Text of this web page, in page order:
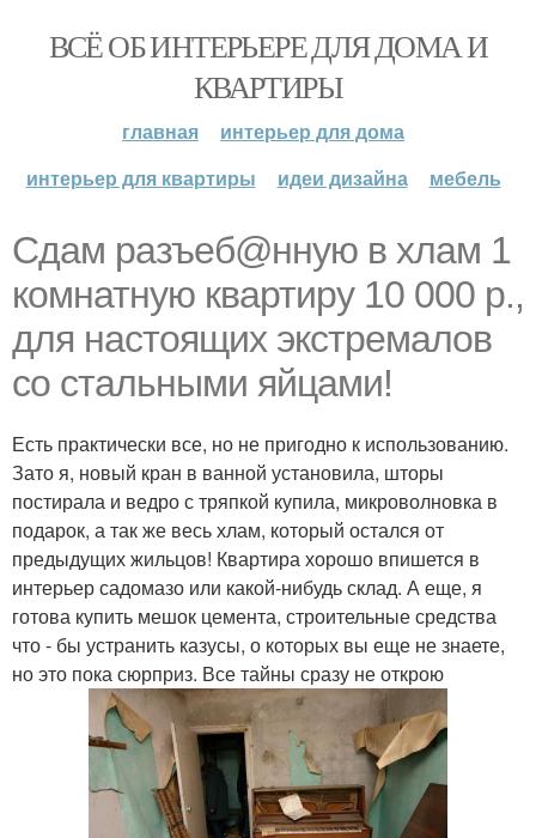
ВСЁ ОБ ИНТЕРЬЕРЕ ДЛЯ ДОМА И
КВАРТИРЫ
главная
интерьер для дома
интерьер для квартиры
идеи дизайна мебель
Сдам разъеб@нную в хлам 1
комнатную квартиру 10 000 р.,
для настоящих экстремалов
со стальными яйцами!
Есть практически все, но не пригодно к использованию.
Зато я, новый кран в ванной установила, шторы
постирала и ведро с тряпкой купила, микроволновка в
подарок, а так же весь хлам, который остался от
предыдущих жильцов! Квартира хорошо впишется в
интерьер садомазо или какой-нибудь склад. А еще, я
готова купить мешок цемента, строительные средства
что - бы устранить казусы, о которых вы еще не знаете,
но это пока сюрприз. Все тайны сразу не открою